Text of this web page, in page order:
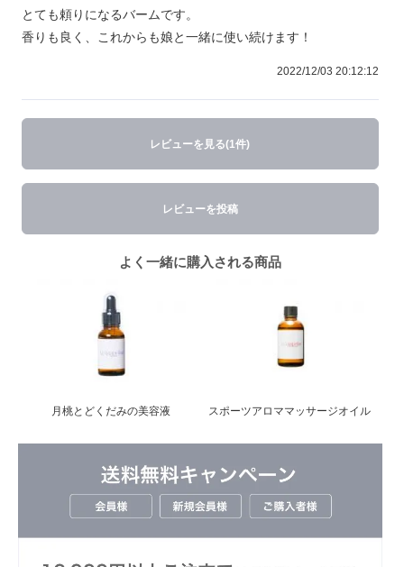
とても頼りになるバームです。
香りも良く、これからも娘と一緒に使い続けます！
2022/12/03 20:12:12
レビューを見る(1件)
レビューを投稿
よく一緒に購入される商品
月桃とどくだみの美容液 スポーツアロママッサージオイル